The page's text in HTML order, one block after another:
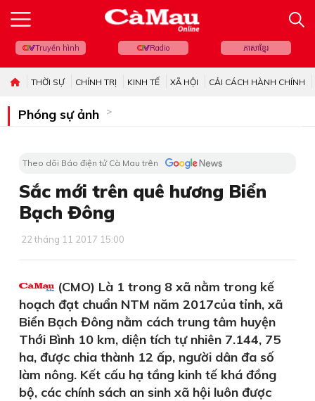
Truyền hình Radio ភាសាខ្មែរ
THỜI SỰ CHÍNH TRỊ KINH TẾ XÃ HỘI CẢI CÁCH HÀNH CHÍNH
Phóng sự ảnh
Theo dõi Báo điện tử Cà Mau trên
Sắc mới trên quê hương Biển
Bạch Đông
22 tháng 11 2017 15:00
(CMO) Là 1 trong 8 xã nằm trong kế
hoạch đạt chuẩn NTM năm 2017của tỉnh, xã
Biển Bạch Đông nằm cách trung tâm huyện
Thới Bình 10 km, diện tích tự nhiên 7.144, 75
ha, được chia thành 12 ấp, người dân đa số
làm nông. Kết cấu hạ tầng kinh tế khá đồng
bộ, các chính sách an sinh xã hội luôn được